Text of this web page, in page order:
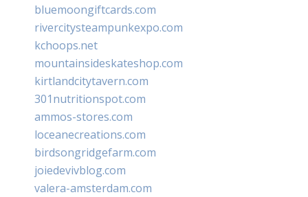
bluemoongiftcards.com
rivercitysteampunkexpo.com
kchoops.net
mountainsideskateshop.com
kirtlandcitytavern.com
301nutritionspot.com
ammos-stores.com
loceanecreations.com
birdsongridgefarm.com
joiedevivblog.com
valera-amsterdam.com